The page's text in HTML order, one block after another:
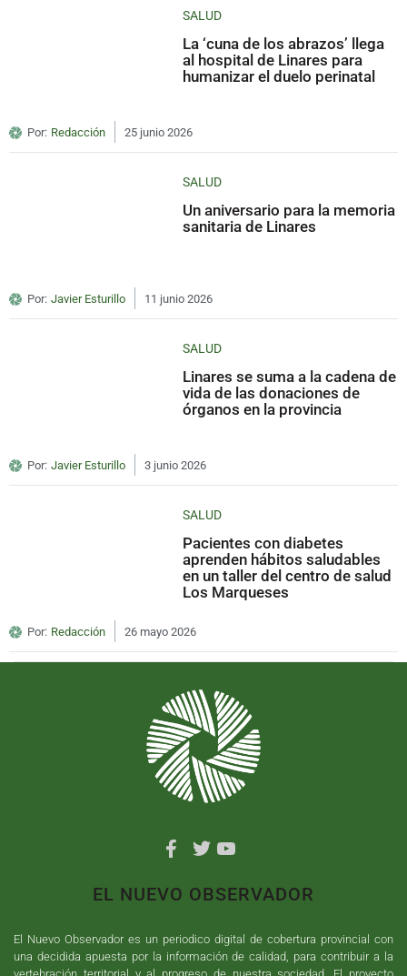
SALUD
La ‘cuna de los abrazos’ llega
al hospital de Linares para
humanizar el duelo perinatal
Por: Redacción 25 junio 2026
SALUD
Un aniversario para la memoria
sanitaria de Linares
Por: Javier Esturillo 11 junio 2026
SALUD
Linares se suma a la cadena de
vida de las donaciones de
órganos en la provincia
Por: Javier Esturillo 3 junio 2026
SALUD
Pacientes con diabetes
aprenden hábitos saludables
en un taller del centro de salud
Los Marqueses
Por: Redacción 26 mayo 2026
EL NUEVO OBSERVADOR
El Nuevo Observador es un periodico digital de cobertura provincial con
una decidida apuesta por la información de calidad, para contribuir a la